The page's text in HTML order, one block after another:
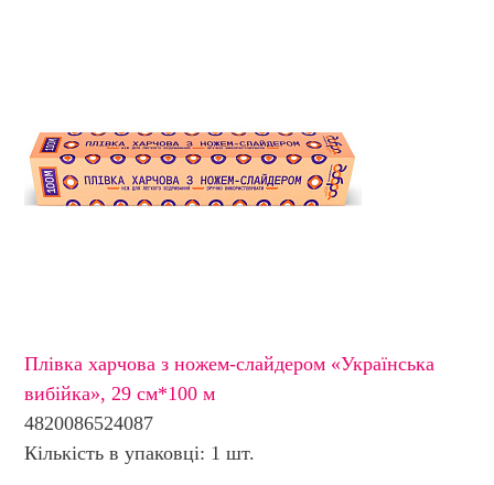
Плівка харчова з ножем-слайдером «Українська
вибійка», 29 см*100 м
4820086524087
Кількість в упаковці: 1 шт.